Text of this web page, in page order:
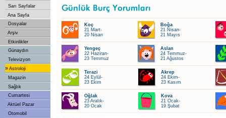
Sarı Sayfalar
Ana Sayfa
Dosyalar
Arşiv
Etkinlikler
Günaydın
Televizyon
» Astroloji
Magazin
Sağlık
Cumartesi
Aktüel Pazar
Otomobil
Koç
21 Mart-
20 Nisan
Boğa
21 Nisan-
21 Mayıs
Yengeç
22 Haziran-
23 Temmuz
Aslan
24 Temmuz-
21 Ağustos
Terazi
24 Eylül-
23 Ekim
Akrep
24 Ekim-
23 Kasım
Oğlak
23 Aralık-
20 Ocak
Kova
21 Ocak-
19 Şubat